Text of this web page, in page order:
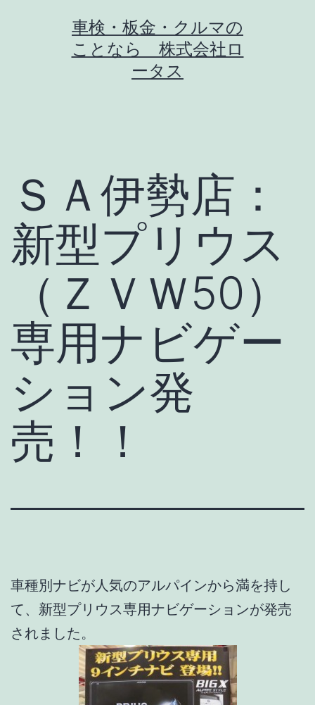
車検・板金・クルマの
ことなら 株式会社ロ
ータス
ＳＡ伊勢店：
新型プリウス
（ＺＶＷ50）
専用ナビゲー
ション発
売！！
車種別ナビが人気のアルパインから満を持し
て、新型プリウス専用ナビゲーションが発売
されました。